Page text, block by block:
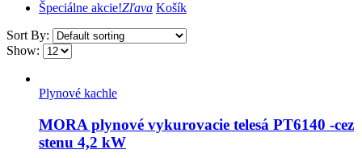
Špeciálne akcie!Zľava Košík
Sort By:
Show:
Plynové kachle
MORA plynové vykurovacie telesá PT6140 -cez
stenu 4,2 kW